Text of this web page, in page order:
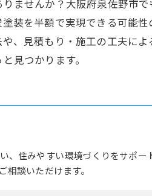
ませんか？大阪府泉佐野市
装を半額で実現できる可能
、見積もり・施工の工夫に
見つかります。
、住みやすい環境づくりをサポ
談いただけます。